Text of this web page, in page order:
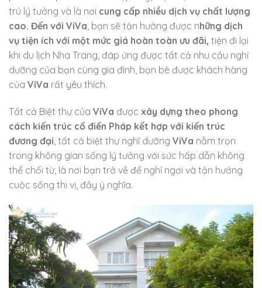
trú lý tưởng và là nơi cung cấp nhiều dịch vụ chất lượng
cao. Đến với ViVa, bạn sẽ tận hưởng được những dịch
vụ tiện ích với một mức giá hoàn toàn ưu đãi, tiện đi lại
khi du lịch Nha Trang, đáp ứng được tất cả nhu cầu nghỉ
dưỡng của bạn cùng gia đình, bạn bè được khách hàng
của ViVa rất yêu thích.
Tất cả Biệt thự của ViVa được xây dựng theo phong
cách kiến trúc cổ điển Pháp kết hợp với kiến trúc
đương đại , tất cả biệt thự nghĩ dưỡng ViVa nằm trọn
trong không gian sống lý tưởng với sức hấp dẫn không
thể chối từ, là nơi bạn trở về để nghỉ ngơi và tận hưởng
cuộc sống thi vị, đầy ý nghĩa.